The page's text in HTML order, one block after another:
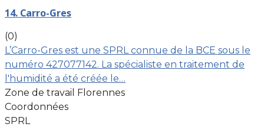
14. Carro-Gres
(0)
L’Carro-Gres est une SPRL connue de la BCE sous le
numéro 427077142. La spécialiste en traitement de
l'humidité a été créée le…
Zone de travail Florennes
Coordonnées
SPRL